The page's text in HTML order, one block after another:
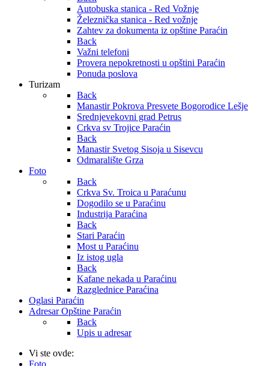
Autobuska stanica - Red Vožnje
Železnička stanica - Red vožnje
Zahtev za dokumenta iz opštine Paraćin
Back
Važni telefoni
Provera nepokretnosti u opštini Paraćin
Ponuda poslova
Turizam
Back
Manastir Pokrova Presvete Bogorodice Lešje
Srednjevekovni grad Petrus
Crkva sv Trojice Paraćin
Back
Manastir Svetog Sisoja u Sisevcu
Odmaralište Grza
Foto
Back
Crkva Sv. Troica u Paraćunu
Dogodilo se u Paraćinu
Industrija Paraćina
Back
Stari Paraćin
Most u Paraćinu
Iz istog ugla
Back
Kafane nekada u Paraćinu
Razglednice Paraćina
Oglasi Paraćin
Adresar Opštine Paraćin
Back
Upis u adresar
Vi ste ovde:
Foto